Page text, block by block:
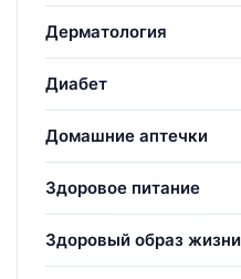
Дерматология
Диабет
Домашние аптечки
Здоровое питание
Здоровый образ жизни